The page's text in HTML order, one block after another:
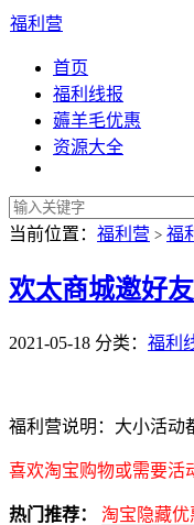
福利营
首页
福利线报
薅羊毛优惠
资源大全
当前位置： 福利营 > 福
欢太商城邀好
2021-05-18 分类： 福利
福利营说明：大小活动
喜欢淘宝购物或需要活
热门推荐： 淘宝隐藏